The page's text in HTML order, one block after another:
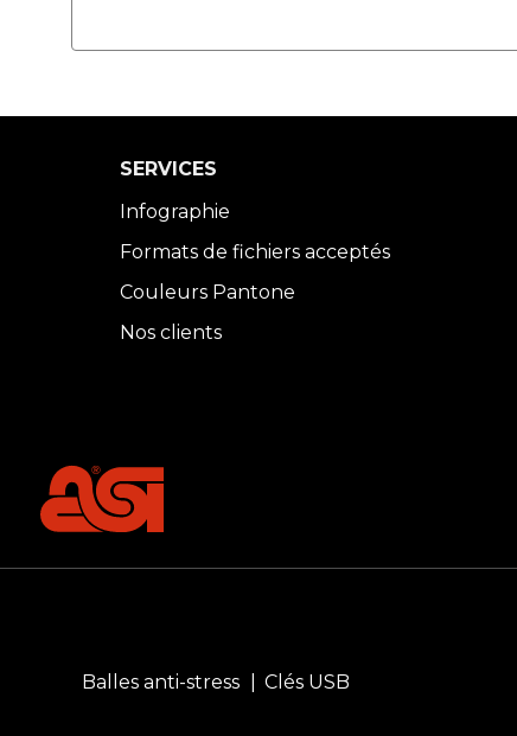
SERVICES
Infographie
Formats de fichiers acceptés
Couleurs Pantone
Nos clients
Balles anti-stress Clés USB